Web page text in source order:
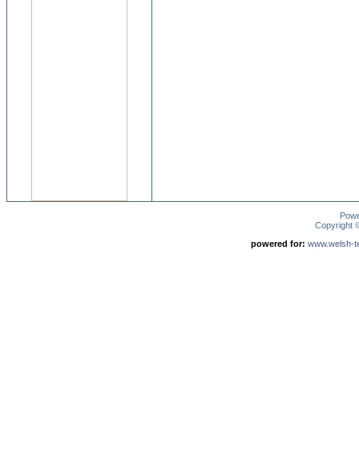
Copyright
powered for: www.welsh-